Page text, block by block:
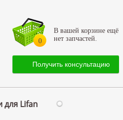
0
В вашей корзине ещё
нет запчастей.
Получить консультацию
для Lifan